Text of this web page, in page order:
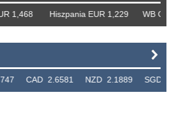
Hiszpania EUR 1,229 WB GBP
2.6581 NZD 2.1889 SGD